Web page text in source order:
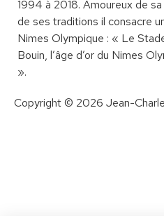
1994 à 2018. Amoureux de
de ses traditions il consacre
Nimes Olympique : « Le
Bouin, l’âge d’or du Nimes
».
Copyright © 2026 Jean-